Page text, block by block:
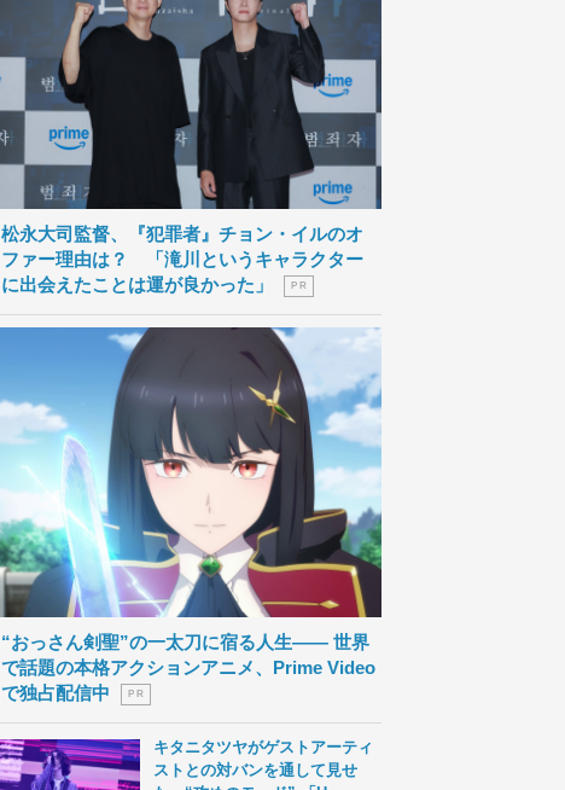
松永大司監督、『犯罪者』チョン・イルのオ
ファー理由は？ 「滝川というキャラクター
に出会えたことは運が良かった」
P R
“おっさん剣聖”の一太刀に宿る人生―― 世界
で話題の本格アクションアニメ、Prime Video
で独占配信中
P R
キタニタツヤがゲストアーティ
ストとの対バンを通して見せ